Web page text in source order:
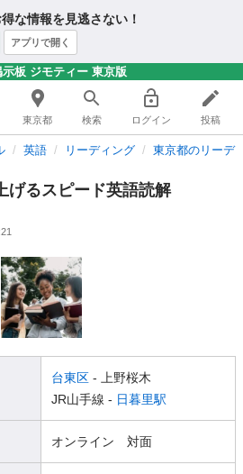
な情報を見逃さない！
アプリで開く
板 ジモティー 東京版
東京都 検索 ログイン 投稿
英語 リーディング 東京都のリーデ
げるスピード英語読解
台東区 - 上野桜木
JR山手線 - 日暮里駅
オンライン 対面